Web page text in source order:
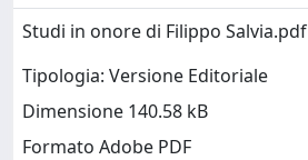
Studi in onore di Filippo Salvia.pdf
Tipologia: Versione Editoriale
Dimensione 140.58 kB
Formato Adobe PDF